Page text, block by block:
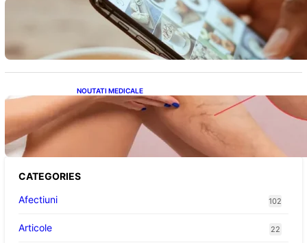
Revoluția Bateriilor pentru Telefoane:
Avantaje, Provocări și Viitorul Tehnologiei
Energetice
NOUTATI MEDICALE
Varicele și Umflarea Picioarelor pe Caniculă:
Înțelegerea Simptomelor și Măsurilor de
Prevenție
CATEGORIES
Afectiuni
102
Articole 22